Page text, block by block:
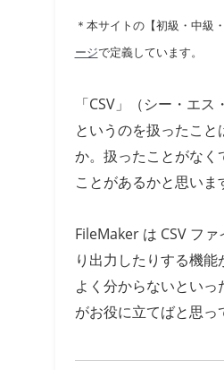
＊本サイトの【初級・中級
ージで定義しています。
「CSV」（シー・エ
というのを扱ったこと
か。扱ったことがなく
ことがあるかと思いま
FileMaker は CSV フ
り出力したりする機能
よく分からないとい
がお役に立てばと思っ